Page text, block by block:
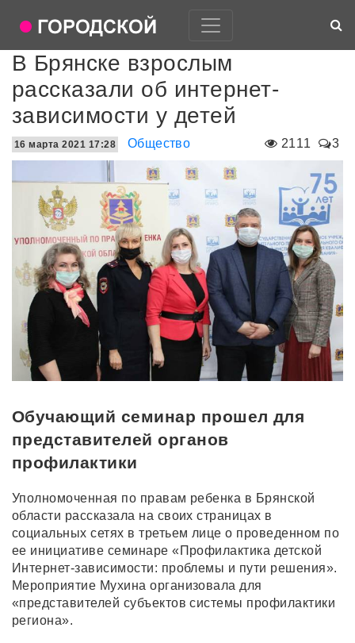
В Брянске взрослым
рассказали об интернет-
зависимости у детей
2111 3
16 марта 2021 17:28 Общество
Обучающий семинар прошел для
представителей органов
профилактики
Уполномоченная по правам ребенка в Брянской
области рассказала на своих страницах в
социальных сетях в третьем лице о проведенном по
ее инициативе семинаре «Профилактика детской
Интернет-зависимости: проблемы и пути решения».
Мероприятие Мухина организовала для
«представителей субъектов системы профилактики
региона».